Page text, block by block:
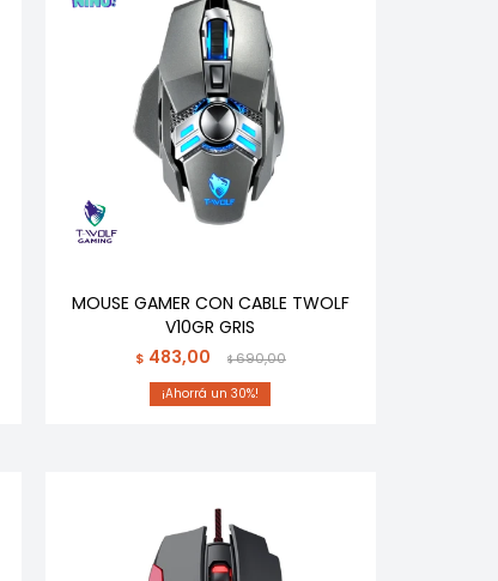
MOUSE GAMER CON CABLE TWOLF
V10GR GRIS
$ 483,00 $690,00
30